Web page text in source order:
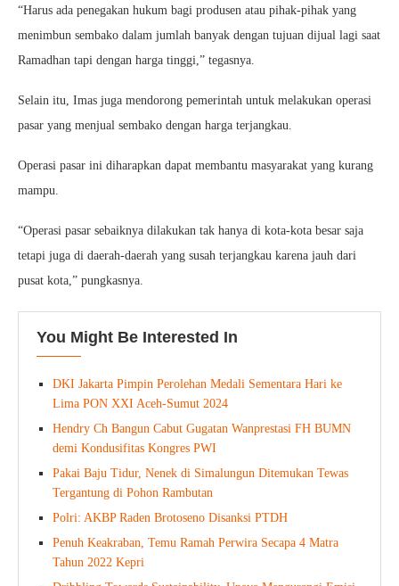
“Harus ada penegakan hukum bagi produsen atau pihak-pihak yang
menimbun sembako dalam jumlah banyak dengan tujuan dijual lagi saat
Ramadhan tapi dengan harga tinggi,” tegasnya.
Selain itu, Imas juga mendorong pemerintah untuk melakukan operasi
pasar yang menjual sembako dengan harga terjangkau.
Operasi pasar ini diharapkan dapat membantu masyarakat yang kurang
mampu.
“Operasi pasar sebaiknya dilakukan tak hanya di kota-kota besar saja
tetapi juga di daerah-daerah yang susah terjangkau karena jauh dari
pusat kota,” pungkasnya.
You Might Be Interested In
DKI Jakarta Pimpin Perolehan Medali Sementara Hari ke
Lima PON XXI Aceh-Sumut 2024
⁠Hendry Ch Bangun Cabut Gugatan Wanprestasi FH BUMN
demi Kondusifitas Kongres PWI
Pakai Baju Tidur, Nenek di Simalungun Ditemukan Tewas
Tergantung di Pohon Rambutan
Polri: AKBP Raden Brotoseno Disanksi PTDH
Penuh Keakraban, Temu Ramah Perwira Secapa 4 Matra
Tahun 2022 Kepri